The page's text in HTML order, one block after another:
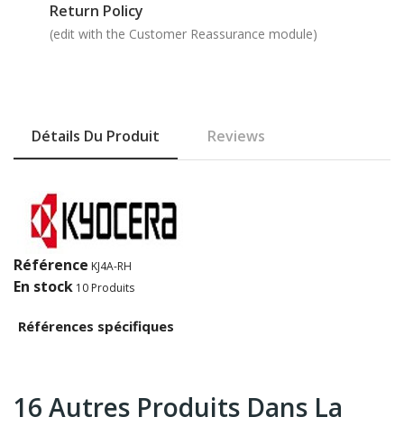
Return Policy
(edit with the Customer Reassurance module)
Détails Du Produit Reviews
Référence KJ4A-RH
En stock 10 Produits
Références spécifiques
16 Autres Produits Dans La